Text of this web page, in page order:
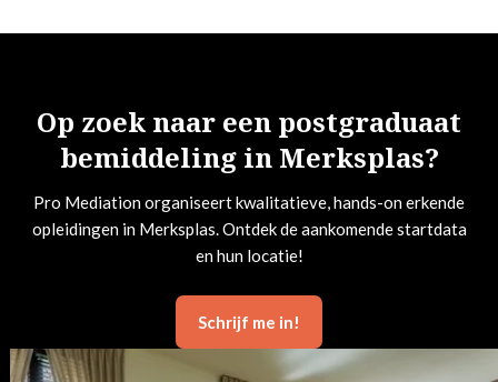
Op zoek naar een postgraduaat
bemiddeling in Merksplas?
Pro Mediation organiseert kwalitatieve, hands-on erkende
opleidingen in Merksplas. Ontdek de aankomende startdata
en hun locatie!
Schrijf me in!